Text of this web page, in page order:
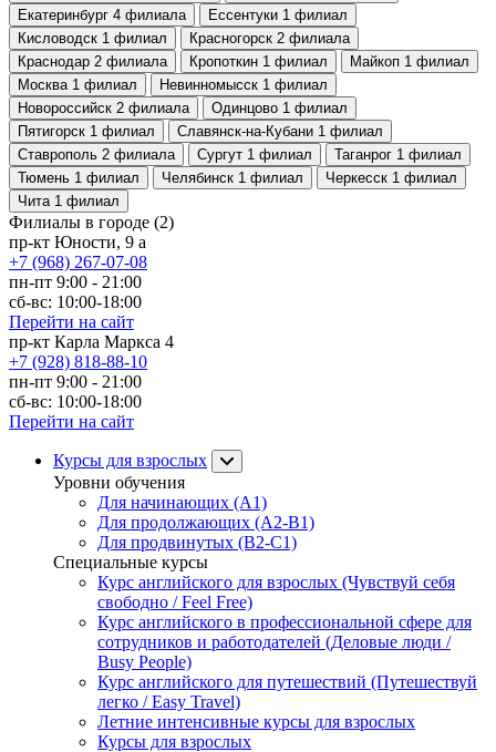
Екатеринбург 4 филиала Ессентуки 1 филиал
Кисловодск 1 филиал Красногорск 2 филиала
Краснодар 2 филиала Кропоткин 1 филиал Майкоп 1 филиал
Москва 1 филиал Невинномысск 1 филиал
Новороссийск 2 филиала Одинцово 1 филиал
Пятигорск 1 филиал Славянск-на-Кубани 1 филиал
Ставрополь 2 филиала Сургут 1 филиал Таганрог 1 филиал
Тюмень 1 филиал Челябинск 1 филиал Черкесск 1 филиал
Чита 1 филиал
Филиалы в городе (2)
пр-кт Юности, 9 а
+7 (968) 267-07-08
пн-пт 9:00 - 21:00
сб-вс: 10:00-18:00
Перейти на сайт
пр-кт Карла Маркса 4
+7 (928) 818-88-10
пн-пт 9:00 - 21:00
сб-вс: 10:00-18:00
Перейти на сайт
Курсы для взрослых
Уровни обучения
Для начинающих (A1)
Для продолжающих (A2-B1)
Для продвинутых (B2-C1)
Специальные курсы
Курс английского для взрослых (Чувствуй себя
свободно / Feel Free)
Курс английского в профессиональной сфере для
сотрудников и работодателей (Деловые люди /
Busy People)
Курс английского для путешествий (Путешествуй
легко / Easy Travel)
Летние интенсивные курсы для взрослых
Курсы для взрослых